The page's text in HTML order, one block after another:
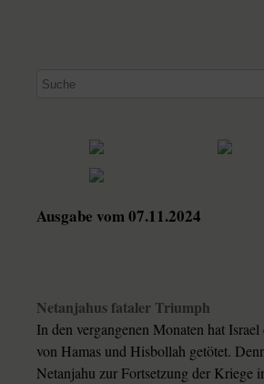
Ausgabe vom 07.11.2024
Netanjahus fataler Triumph
In den vergangenen Monaten hat
von Hamas und Hisbollah getötet.
Netanjahu zur Fortsetzung der Kriege